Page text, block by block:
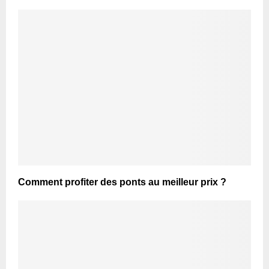
Comment profiter des ponts au meilleur prix ?